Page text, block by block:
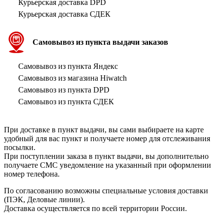
Курьерская доставка DPD
Курьерская доставка СДЕК
Самовывоз из пункта выдачи заказов
Самовывоз из пункта Яндекс
Самовывоз из магазина Hiwatch
Самовывоз из пункта DPD
Самовывоз из пункта СДЕК
При доставке в пункт выдачи, вы сами выбираете на карте
удобный для вас пункт и получаете номер для отслеживания
посылки.
При поступлении заказа в пункт выдачи, вы дополнительно
получаете СМС уведомление на указанный при оформлении
номер телефона.
По согласованию возможны специальные условия доставки
(ПЭК, Деловые линии).
Доставка осуществляется по всей территории России.